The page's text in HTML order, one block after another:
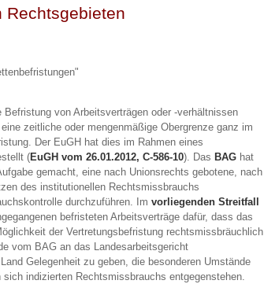
Rechtsgebieten
von Arbeitsverträgen oder -verhältnissen
zeitliche oder mengenmäßige Obergrenze ganz im
Der EuGH hat dies im Rahmen eines
(EuGH vom 26.01.2012, C-586-10). Das BAGhat
gemacht, eine nach Unionsrechts gebotene, nach
des institutionellen Rechtsmissbrauchs
durchzuführen. Im vorliegenden Streitfall
befristeten Arbeitsverträge dafür, dass das
der Vertretungsbefristung rechtsmissbräuchlich
vom BAG an das Landesarbeitsgericht
Gelegenheit zu geben, die besonderen Umstände
indizierten Rechtsmissbrauchs entgegenstehen.